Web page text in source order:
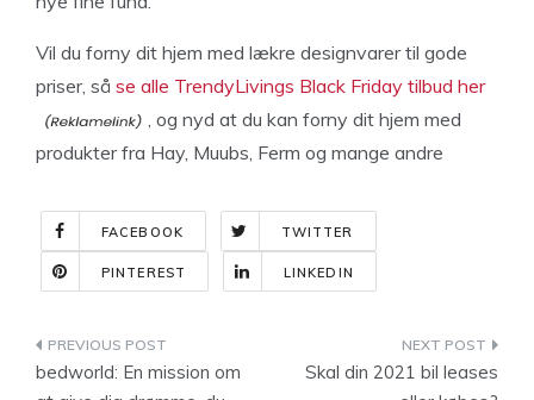
Vil du forny dit hjem med lækre designvarer til gode
priser, så se alle TrendyLivings Black Friday tilbud her
, og nyd at du kan forny dit hjem med
produkter fra Hay, Muubs, Ferm og mange andre
FACEBOOK TWITTER
PINTEREST LINKEDIN
Indlægsnavigation
bedworld: En mission om
Skal din 2021 bil leases